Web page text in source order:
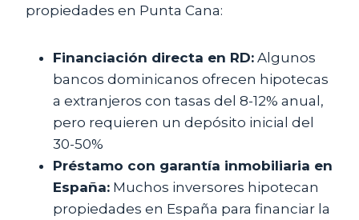
propiedades en Punta Cana:
Financiación directa en RD: Algunos
bancos dominicanos ofrecen hipotecas
a extranjeros con tasas del 8-12% anual,
pero requieren un depósito inicial del
30-50%
Préstamo con garantía inmobiliaria en
España: Muchos inversores hipotecan
propiedades en España para financiar la